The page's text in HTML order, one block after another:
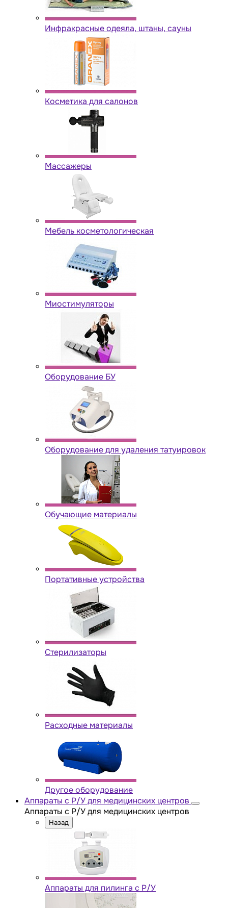
Инфракрасные одеяла, штаны, сауны
Косметика для салонов
Массажеры
Мебель косметологическая
Миостимуляторы
Оборудование БУ
Оборудование для удаления татуировок
Обучающие материалы
Портативные устройства
Стерилизаторы
Расходные материалы
Другое оборудование
Аппараты с Р/У для медицинских центров
Аппараты с Р/У для медицинских центров
Назад
Аппараты для пилинга с Р/У